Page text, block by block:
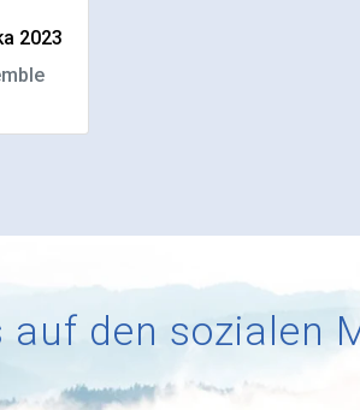
2023
auf den sozialen